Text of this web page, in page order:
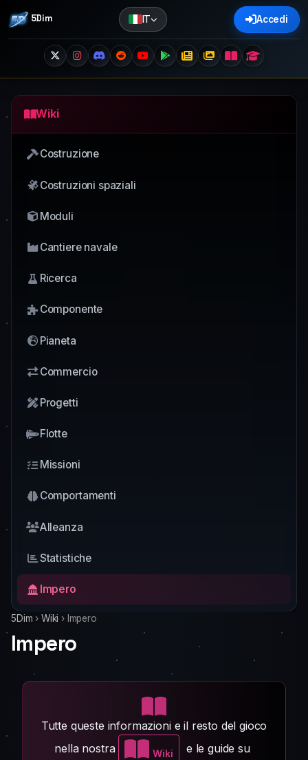
5Dim IT Accedi
Wiki
Costruzione
Costruzioni spaziali
Moduli
Cantiere navale
Ricerca
Componente
Pianeta
Commercio
Progetti
Flotte
Missioni
Comportamenti
Alleanza
Statistiche
Impero
5Dim › Wiki › Impero
Impero
Tutte queste informazioni e il resto del gioco
nella nostra
Wiki e le guide su